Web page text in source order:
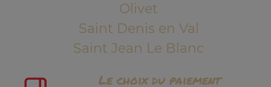
Olivet
Saint Denis en Val
Saint Jean Le Blanc
Le choix du paiement